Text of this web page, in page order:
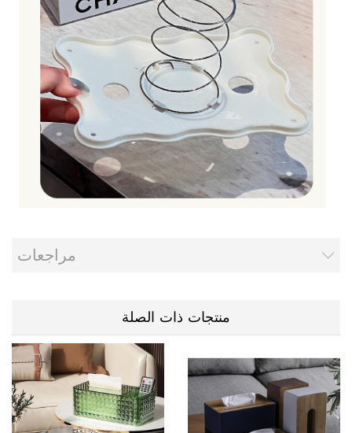
مراجعات
منتجات ذات الصلة